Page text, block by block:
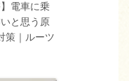
】電車に乗
と思う原
策｜ルーツ